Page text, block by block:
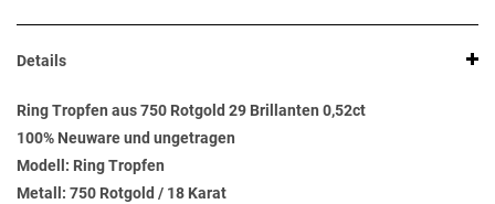
Details
Ring Tropfen aus 750 Rotgold 29 Brillanten 0,52ct
100% Neuware und ungetragen
Modell: Ring Tropfen
Metall: 750 Rotgold / 18 Karat